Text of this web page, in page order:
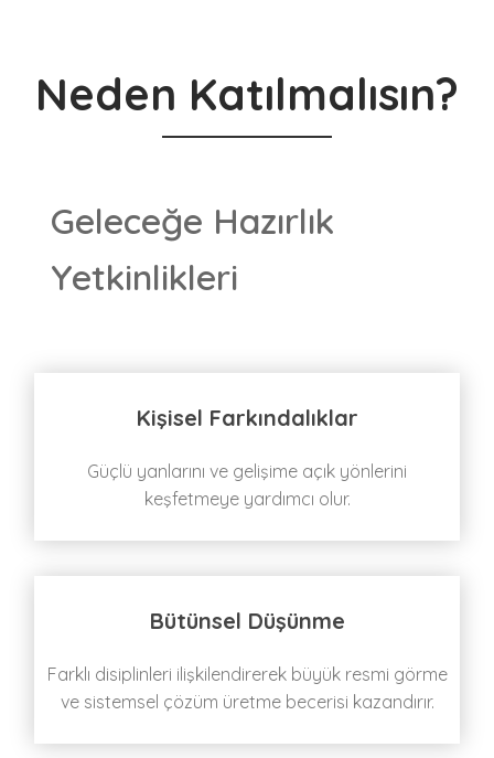
Neden Katılmalısın?
Geleceğe Hazırlık
Yetkinlikleri
Kişisel Farkındalıklar
Güçlü yanlarını ve gelişime açık yönlerini
keşfetmeye yardımcı olur.
Bütünsel Düşünme
Farklı disiplinleri ilişkilendirerek büyük resmi görme
ve sistemsel çözüm üretme becerisi kazandırır.